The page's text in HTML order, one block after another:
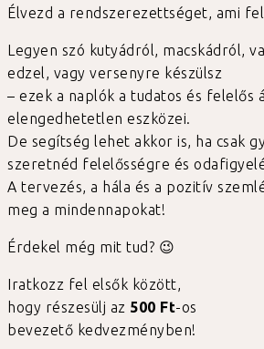
Élvezd a rendszerezettséget, ami
Legyen szó kutyádról, macskádról,
edzel, vagy versenyre készülsz
– ezek a naplók a tudatos és felelős
elengedhetetlen eszközei.
De segítség lehet akkor is, ha csak
szeretnéd felelősségre és
A tervezés, a hála és a pozitív
meg a mindennapokat!
Érdekel még mit tud? 😉
Iratkozz fel elsők között,
hogy részesülj az 500 Ft-os
bevezető kedvezményben!